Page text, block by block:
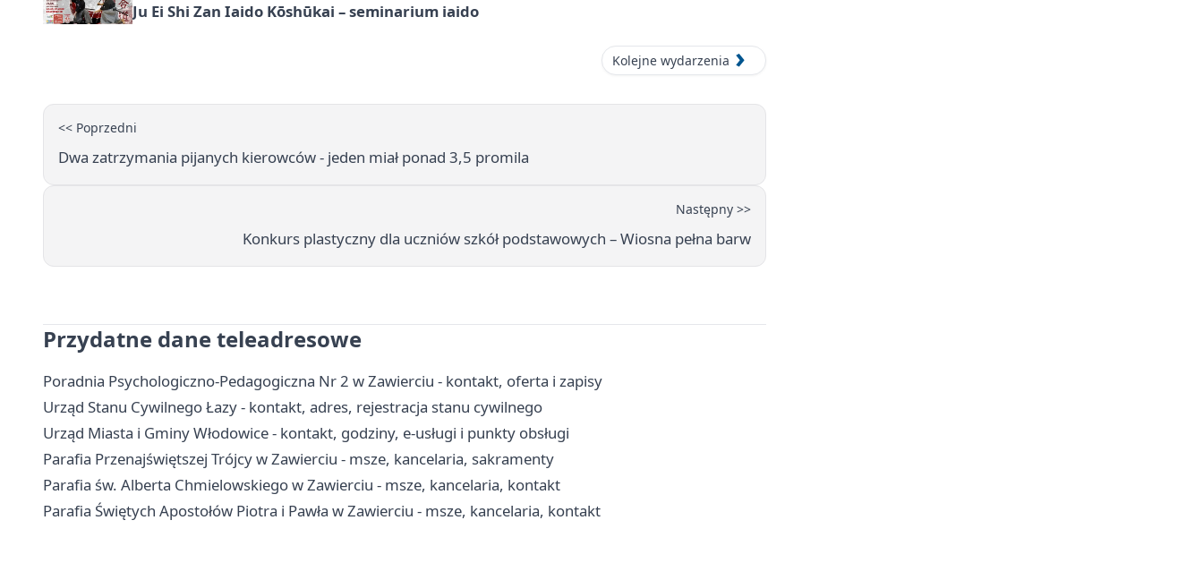
Ju Ei Shi Zan Iaido Kōshūkai – seminarium iaido
Kolejne wydarzenia
<< Poprzedni
Dwa zatrzymania pijanych kierowców - jeden miał ponad 3,5 promila
Następny >>
Konkurs plastyczny dla uczniów szkół podstawowych – Wiosna pełna barw
Przydatne dane teleadresowe
Poradnia Psychologiczno-Pedagogiczna Nr 2 w Zawierciu - kontakt, oferta i zapisy
Urząd Stanu Cywilnego Łazy - kontakt, adres, rejestracja stanu cywilnego
Urząd Miasta i Gminy Włodowice - kontakt, godziny, e-usługi i punkty obsługi
Parafia Przenajświętszej Trójcy w Zawierciu - msze, kancelaria, sakramenty
Parafia św. Alberta Chmielowskiego w Zawierciu - msze, kancelaria, kontakt
Parafia Świętych Apostołów Piotra i Pawła w Zawierciu - msze, kancelaria, kontakt